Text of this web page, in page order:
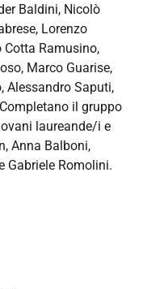
Baldini, Nicolò
Lorenzo
Cotta Ramusino,
Marco Guarise,
Alessandro Saputi,
il gruppo
laureande/i e
Anna Balboni,
Gabriele Romolini.